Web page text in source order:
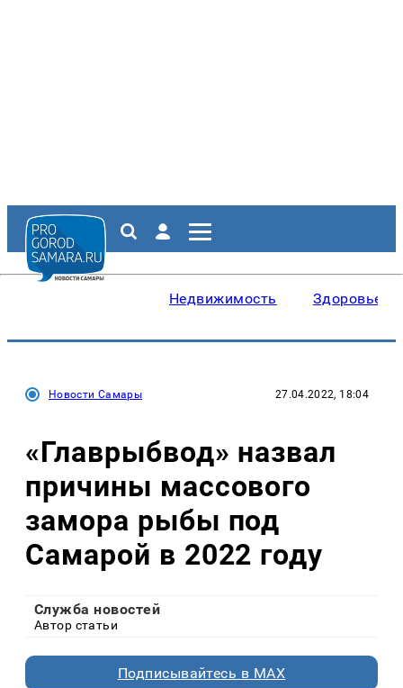
Недвижимость Здоровье
Новости Самары 27.04.2022, 18:04
«Главрыбвод» назвал
причины массового
замора рыбы под
Самарой в 2022 году
Служба новостей
Автор статьи
Подписывайтесь в MAX